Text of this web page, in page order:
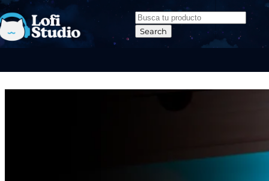
Skip to navigation Skip to main content
Search